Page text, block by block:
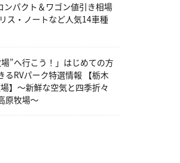
ンパクト＆ワゴン値引き相場
ス・ノートなど人気14車種
場”へ行こう！」はじめての方
るRVパーク特選情報 【栃木
】～新鮮な空気と四季折々
原牧場～